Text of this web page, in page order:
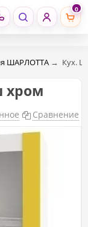
0
ШАРЛОТТА → Кух.
хром
Сравнение